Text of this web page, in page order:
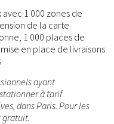
avec 1 000 zones de
de la carte
1 000 places de
en place de livraisons
ayant
à tarif
dans Paris. Pour les
gratuit.